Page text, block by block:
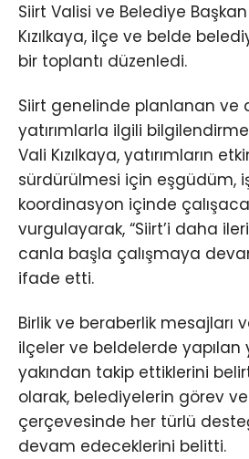
Siirt Valisi ve Belediye
Kızılkaya, ilçe ve belde
bir toplantı düzenledi.
Siirt genelinde planlanan ve
yatırımlarla ilgili
Vali Kızılkaya, yatırımların
sürdürülmesi için eşgüdüm,
koordinasyon içinde
vurgulayarak, “Siirt’i daha
canla başla çalışmaya
ifade etti.
Birlik ve beraberlik mesajları
ilçeler ve beldelerde yapılan
yakından takip ettiklerini
olarak, belediyelerin görev
çerçevesinde her türlü
devam edeceklerini belitti.